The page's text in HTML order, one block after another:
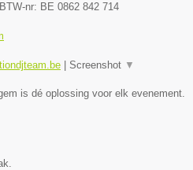
nr: BE 0862 842 714
Screenshot ▼
is dé oplossing voor elk evenement.